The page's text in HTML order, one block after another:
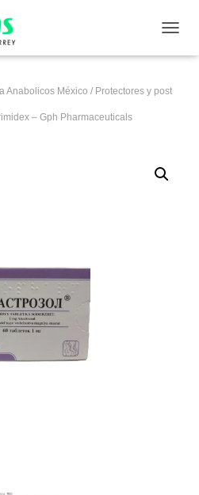
Anabolicos México / Protectores y post
– Gph Pharmaceuticals